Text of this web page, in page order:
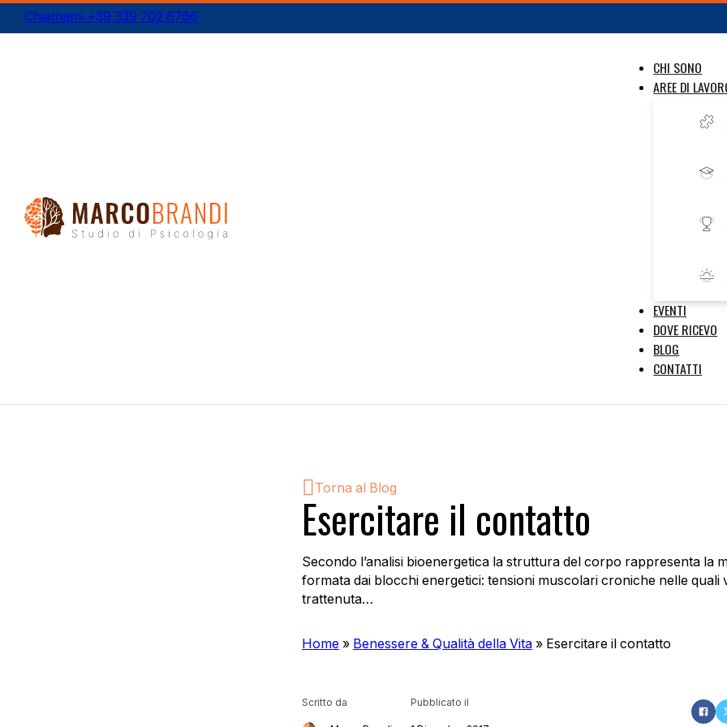
Chiamami +39 339 702 8766
CHI SONO
AREE DI
EVENTI
DOVE RICEVO
BLOG
CONTATTI
Esercitare il contatto
Secondo l’analisi bioenergetica la struttura del corpo rappresenta la
formata dai blocchi energetici: tensioni muscolari croniche nelle quali
trattenuta…
Home » Benessere & Qualità della Vita » Esercitare il contatto
Scritto da Pubblicato il
Torna al Blog